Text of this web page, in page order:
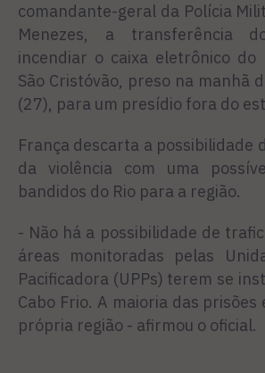
comandante-geral da Polícia
Menezes, a transferência
incendiar o caixa eletrônico do
São Cristóvão, preso na manhã
(27), para um presídio fora do
França descarta a possibilidade
da violência com uma
bandidos do Rio para a região.
- Não há a possibilidade de
áreas monitoradas pelas
Pacificadora (UPPs) terem se
Cabo Frio. A maioria das prisões
própria região - afirmou o oficial.